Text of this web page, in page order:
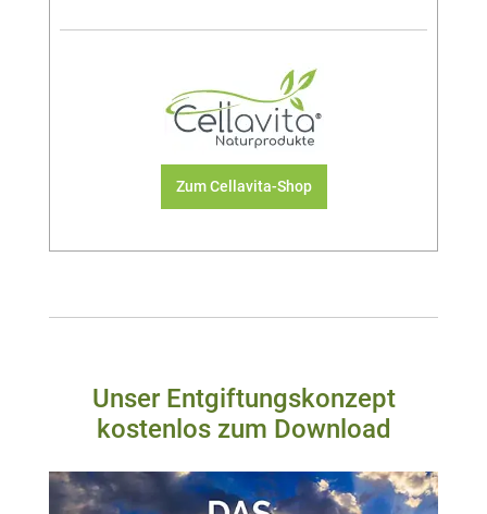
Zum Cellavita-Shop
Unser Entgiftungskonzept
kostenlos zum Download